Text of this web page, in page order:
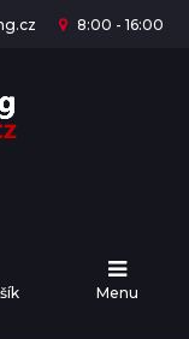
8:00 - 16:00
Menu